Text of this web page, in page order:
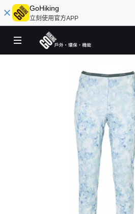
GoHiking
立刻使用官方APP